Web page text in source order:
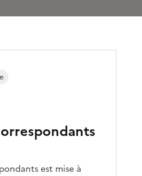
est mise à